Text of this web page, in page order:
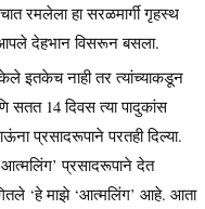
रमलेला हा सरळमार्गी गृहस्थ
देहभान विसरून बसला.
इतकेच नाही तर त्यांच्याकडून
सतत 14 दिवस त्या पादुकांस
प्रसादरूपाने परतही दिल्या.
प्रसादरूपाने देत
‘हे माझे ‘आत्मलिंग’ आहे. आता